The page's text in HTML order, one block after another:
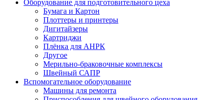
Оборудование для подготовительного цеха
Бумага и Картон
Плоттеры и принтеры
Дигитайзеры
Картриджи
Плёнка для АНРК
Другое
Мерильно-браковочные комплексы
Швейный САПР
Вспомогательное оборудование
Машины для ремонта